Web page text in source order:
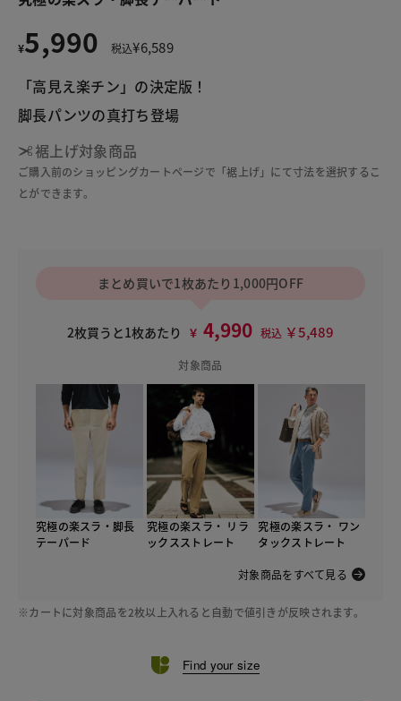
¥5,990 税込¥6,589
「高見え楽チン」の決定版！
脚長パンツの真打ち登場
裾上げ対象商品
ご購入前のショッピングカートページで「裾上げ」にて寸法を選択するこ
とができます。
まとめ買いで1枚あたり1,000円OFF
2枚買うと1枚あたり ￥ 4,990 税込 ￥5,489
対象商品
究極の楽スラ・脚長
テーパード
究極の楽スラ・ リラ
ックスストレート
究極の楽スラ・ ワン
タックストレート
対象商品をすべて見る
※カートに対象商品を2枚以上入れると自動で値引きが反映されます。
Find your size
¥5,990